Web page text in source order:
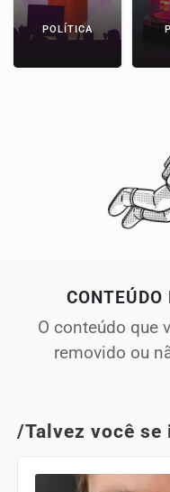
POLÍTICA
CONTEÚDO
O conteúdo que
removido ou
/Talvez você se